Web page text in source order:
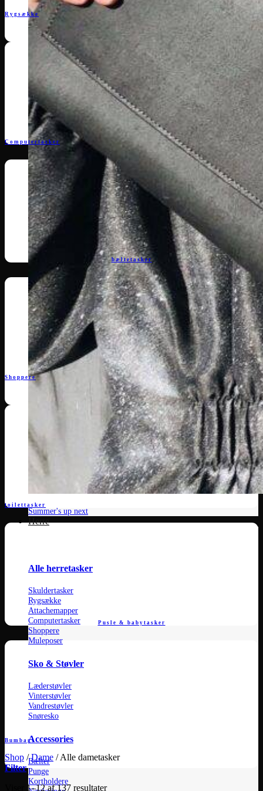
Winther is here...
Summer's up next
Herre
Alle herretasker
Skuldertasker
Rygsække
Attachemapper
Computertasker
Shoppere
Muleposer
Sko & Støvler
Læderstøvler
Vinterstøvler
Vandrestøvler
Snøresko
Accessories
Bælter
Punge
Kortholdere
Rygsække
Computertasker
bæltetasker
Shoppere
toilettasker
Pusle & babytasker
Bumbags
Shop / Dame /Alle dametasker
Filter
Viser 1–12 af 137 resultaterSorteret